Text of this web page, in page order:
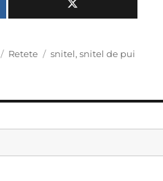
Categories
Retete Tags
snitel,snitel de pui